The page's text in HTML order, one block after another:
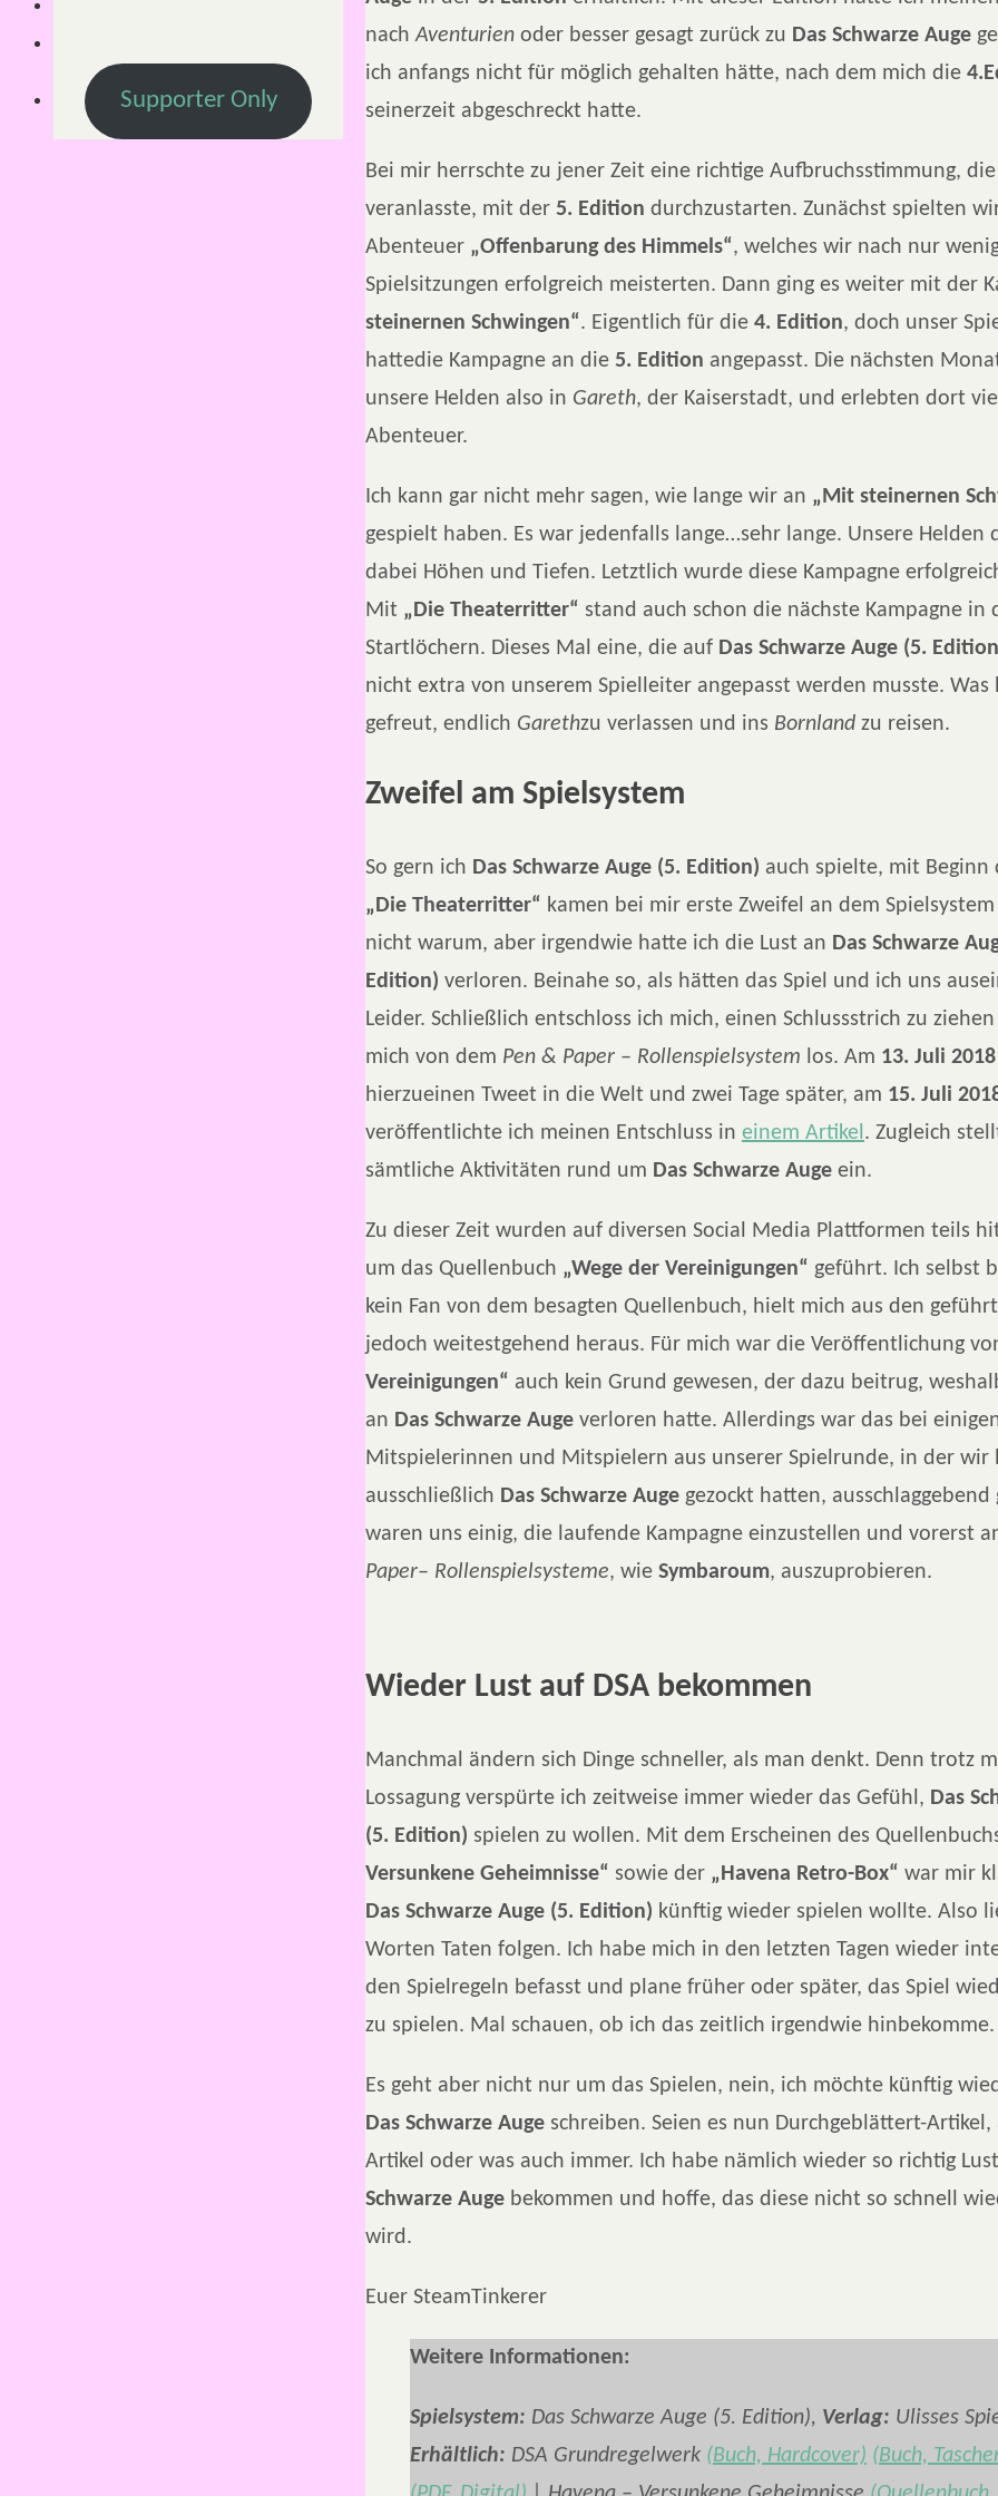
nachAventurien oder besser gesagt zurück zu Das Schwarze Auge
ich anfangs nicht für möglich gehalten hätte, nach dem mich die
seinerzeit abgeschreckt hatte.
Bei mir herrschte zu jener Zeit eine richtige Aufbruchsstimmung,
veranlasste, mit der 5. Edition durchzustarten. Zunächst spielten
Abenteuer „Offenbarung des Himmels“, welches wir nach nur
Spielsitzungen erfolgreich meisterten. Dann ging es weiter mit der
steinernen Schwingen“. Eigentlich für die 4. Edition, doch unser
hattedie Kampagne an die 5. Edition angepasst. Die nächsten
unsere Helden also in Gareth, der Kaiserstadt, und erlebten dort
Abenteuer.
Ich kann gar nicht mehr sagen, wie lange wir an „Mit steinernen
gespielt haben. Es war jedenfalls lange…sehr lange. Unsere Helden
dabei Höhen und Tiefen. Letztlich wurde diese Kampagne
Mit „Die Theaterritter“ stand auch schon die nächste Kampagne in
Startlöchern. Dieses Mal eine, die auf Das Schwarze Auge (5.
nicht extra von unserem Spielleiter angepasst werden musste. Was
gefreut, endlich Garethzu verlassen und ins Bornland zu reisen.
Zweifel am Spielsystem
So gern ich Das Schwarze Auge (5. Edition) auch spielte, mit Beginn
„Die Theaterritter“ kamen bei mir erste Zweifel an dem
nicht warum, aber irgendwie hatte ich die Lust an Das Schwarze
Edition) verloren. Beinahe so, als hätten das Spiel und ich uns
Leider. Schließlich entschloss ich mich, einen Schlussstrich zu
mich von dem Pen & Paper – Rollenspielsystem los. Am 13. Juli 2018
hierzueinen Tweet in die Welt und zwei Tage später, am 15. Juli
veröffentlichte ich meinen Entschluss in einem Artikel . Zugleich
sämtliche Aktivitäten rund um Das Schwarze Auge ein.
Zu dieser Zeit wurden auf diversen Social Media Plattformen teils
um das Quellenbuch „Wege der Vereinigungen“ geführt. Ich selbst
kein Fan von dem besagten Quellenbuch, hielt mich aus den
jedoch weitestgehend heraus. Für mich war die Veröffentlichung
Vereinigungen“ auch kein Grund gewesen, der dazu beitrug,
an Das Schwarze Auge verloren hatte. Allerdings war das bei
Mitspielerinnen und Mitspielern aus unserer Spielrunde, in der wir
ausschließlich Das Schwarze Auge gezockt hatten, ausschlaggebend
waren uns einig, die laufende Kampagne einzustellen und vorerst
Paper– Rollenspielsysteme, wie Symbaroum, auszuprobieren.
Wieder Lust auf DSA bekommen
Manchmal ändern sich Dinge schneller, als man denkt. Denn trotz
Lossagung verspürte ich zeitweise immer wieder das Gefühl, Das
(5. Edition) spielen zu wollen. Mit dem Erscheinen des
Versunkene Geheimnisse“ sowie der „Havena Retro-Box“ war mir
Das Schwarze Auge (5. Edition) künftig wieder spielen wollte. Also
Worten Taten folgen. Ich habe mich in den letzten Tagen wieder
den Spielregeln befasst und plane früher oder später, das Spiel
zu spielen. Mal schauen, ob ich das zeitlich irgendwie hinbekomme.
Es geht aber nicht nur um das Spielen, nein, ich möchte künftig
Das Schwarze Auge schreiben. Seien es nun Durchgeblättert-
Artikel oder was auch immer. Ich habe nämlich wieder so richtig
Schwarze Auge bekommen und hoffe, das diese nicht so schnell
wird.
Euer SteamTinkerer
Weitere Informationen:
Spielsystem: Das Schwarze Auge (5. Edition), Verlag: Ulisses
Erhältlich: DSA Grundregelwerk (Buch, Hardcover) (Buch,
Supporter Only